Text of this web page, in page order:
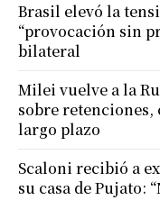
Brasil elevó la
“provocación sin
bilateral
Milei vuelve a la
sobre
largo plazo
Scaloni recibió a
su casa de Pujato: